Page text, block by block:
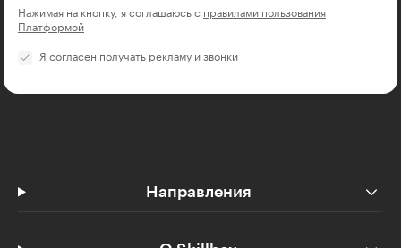
Нажимая на кнопку, я соглашаюсь с правилами пользования
Платформой
Я согласен получать рекламу и звонки
Направления